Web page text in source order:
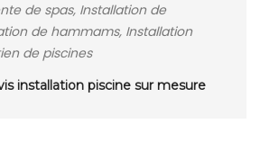
de spas, Installation de
de hammams, Installation
de piscines
installation piscine sur mesure